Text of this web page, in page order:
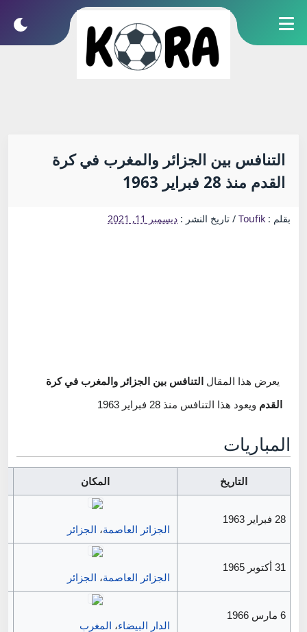
التنافس بين الجزائر والمغرب في كرة
القدم منذ 28 فبراير 1963
بقلم : Toufik
/ تاريخ النشر : ديسمبر 11, 2021
يعرض هذا المقال التنافس بين الجزائر والمغرب في كرة
القدم ويعود هذا التنافس منذ 28 فبراير 1963
المباريات
التاريخ المكان
28 فبراير 1963
الجزائر العاصمة، الجزائر
31 أكتوبر 1965
الجزائر العاصمة، الجزائر
6 مارس 1966
الدار البيضاء، المغرب